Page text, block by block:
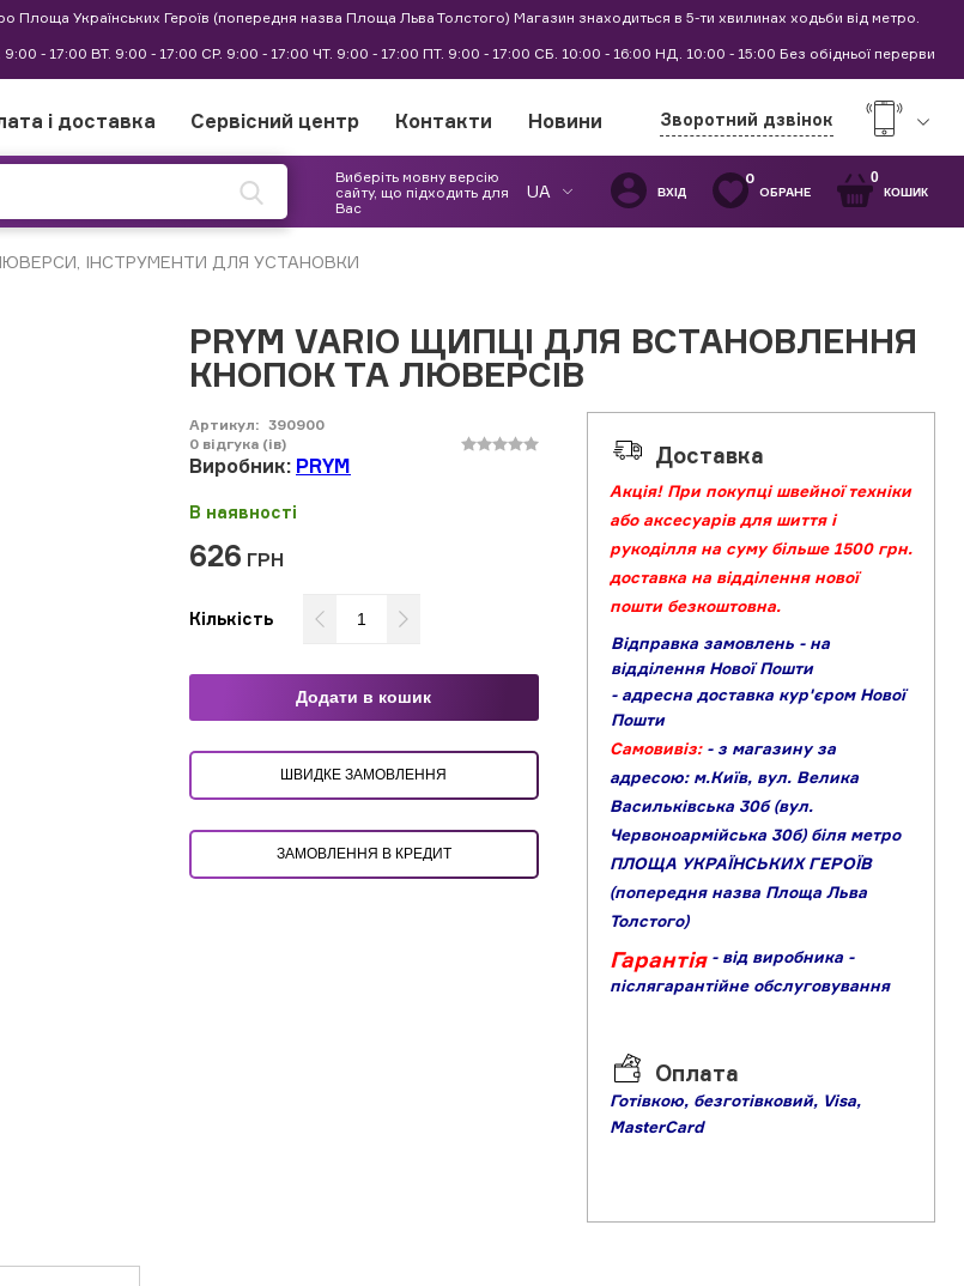
Площа Українських Героїв (попередня назва Площа Льва Толстого) Магазин знаходиться в 5-ти хвилинах ходьби від метро.
- 17:00 ВТ. 9:00 - 17:00 СР. 9:00 - 17:00 ЧТ. 9:00 - 17:00 ПТ. 9:00 - 17:00 СБ. 10:00 - 16:00 НД. 10:00 - 15:00 Без обідньої перерви
і доставка Сервісний центр Контакти Новини Зворотний дзвінок
Виберіть мовну версію
сайту, що підходить для
Вас
UA ВХІД
0
ОБРАНЕ
0
КОШИК
ІНСТРУМЕНТИ ДЛЯ УСТАНОВКИ
PRYM VARIO ЩИПЦІ ДЛЯ ВСТАНОВЛЕННЯ
КНОПОК ТА ЛЮВЕРСІВ
Артикул: 390900
0 відгука (ів)
Виробник: PRYM
В наявності
626 ГРН
Кількість
Додати в кошик
ШВИДКЕ ЗАМОВЛЕННЯ
ЗАМОВЛЕННЯ В КРЕДИТ
Доставка
Акція! При покупці швейної техніки
або аксесуарів для шиття і
рукоділля на суму більше 1500 грн.
доставка на відділення нової
пошти безкоштовна.
Відправка замовлень - на
відділення Нової Пошти
- адресна доставка кур'єром Нової
Пошти
Самовивіз: - з магазину за
адресою: м.Київ, вул. Велика
Васильківська 30б (вул.
Червоноармійська 30б) біля метро
ПЛОЩА УКРАЇНСЬКИХ ГЕРОЇВ
(попередня назва Площа Льва
Толстого)
Гарантія - від виробника -
післягарантійне обслуговування
Оплата
Готівкою, безготівковий, Visa,
MasterCard